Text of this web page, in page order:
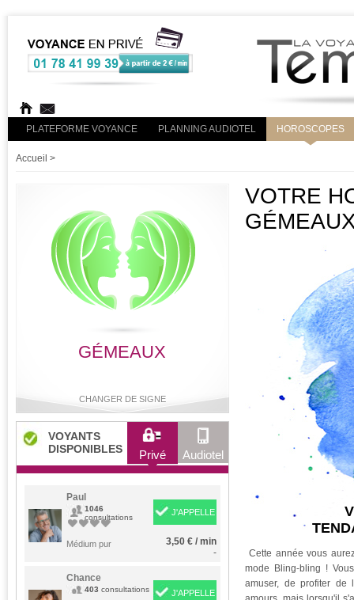
PLATEFORME VOYANCE PLANNING AUDIOTEL HOROSCOPES
Accueil >
GÉMEAUX
CHANGER DE SIGNE
Bélier Taureau Gémeaux Cancer
Lion Vierge Scorpion
VOYANTS
DISPONIBLES
Privé Audiotel
Paul
1046
consultations
Médium pur
J'APPELLE
3,50 € / min
-
Chance
403 consultations J'APPELLE
VOTRE
Cette année vous
mode Bling-bling !
amuser, de profiter